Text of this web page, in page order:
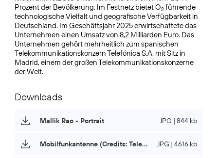
Prozent der Bevölkerung. Im Festnetz bietet O2 führende
technologische Vielfalt und geografische Verfügbarkeit in
Deutschland. Im Geschäftsjahr 2025 erwirtschaftete das
Unternehmen einen Umsatz von 8,2 Milliarden Euro. Das
Unternehmen gehört mehrheitlich zum spanischen
Telekommunikationskonzern Telefónica S.A. mit Sitz in
Madrid, einem der großen Telekommunikationskonzerne
der Welt.
Downloads
Mallik Rao - Portrait JPG | 844 kb
Mobilfunkantenne (Credits: Telefónica Deutschland) JPG | 4616 kb